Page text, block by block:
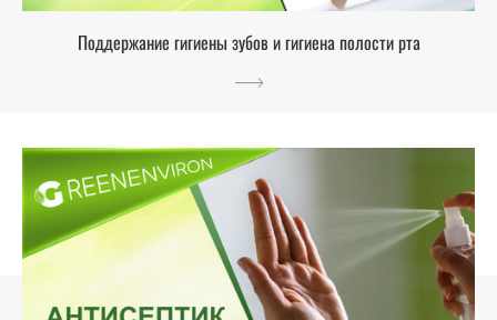
Поддержание гигиены зубов и гигиена полости рта